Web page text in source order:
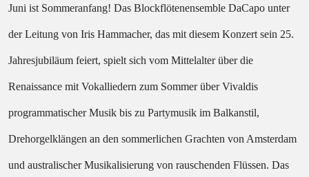
Juni ist Sommeranfang! Das Blockflötenensemble DaCapo unter
der Leitung von Iris Hammacher, das mit diesem Konzert sein 25.
Jahresjubiläum feiert, spielt sich vom Mittelalter über die
Renaissance mit Vokalliedern zum Sommer über Vivaldis
programmatischer Musik bis zu Partymusik im Balkanstil,
Drehorgelklängen an den sommerlichen Grachten von Amsterdam
und australischer Musikalisierung von rauschenden Flüssen. Das